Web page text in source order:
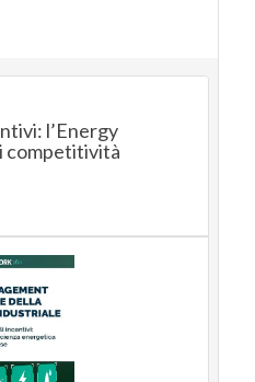
l’Energy
competitività